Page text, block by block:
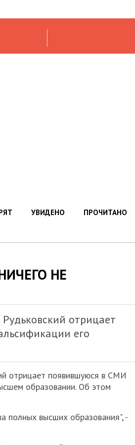
УВИДЕНО ПРОЧИТАНО
НЕ
отрицает
его
отрицает появившуюся в СМИ
образовании. Об этом
полных высших образования", -